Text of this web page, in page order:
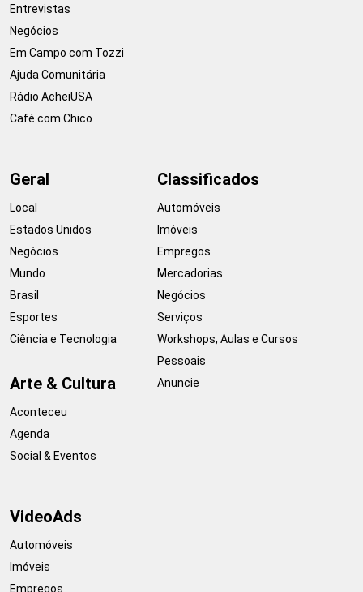
Entrevistas
Negócios
Em Campo com Tozzi
Ajuda Comunitária
Rádio AcheiUSA
Café com Chico
Geral
Local
Estados Unidos
Negócios
Mundo
Brasil
Esportes
Ciência e Tecnologia
Arte & Cultura
Aconteceu
Agenda
Social & Eventos
Classificados
Automóveis
Imóveis
Empregos
Mercadorias
Negócios
Serviços
Workshops, Aulas e Cursos
Pessoais
Anuncie
VideoAds
Automóveis
Imóveis
Empregos